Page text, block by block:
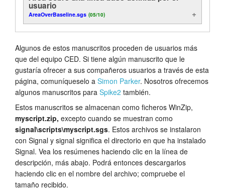
usuario
AreaOverBaseline.sgs (05/10)
Algunos de estos manuscritos proceden de usuarios más
que del equipo CED. Si tiene algún manuscrito que le
gustaría ofrecer a sus compañeros usuarios a través de esta
página, comuníqueselo a Simon Parker. Nosotros ofrecemos
algunos manuscritos para Spike2 también.
Estos manuscritos se almacenan como ficheros WinZip,
myscript.zip, excepto cuando se muestran como
signal\scripts\myscript.sgs. Estos archivos se instalaron
con Signal y signal significa el directorio en que ha instalado
Signal. Vea los resúmenes haciendo clic en la línea de
descripción, más abajo. Podrá entonces descargarlos
haciendo clic en el nombre del archivo; compruebe el
tamaño recibido.